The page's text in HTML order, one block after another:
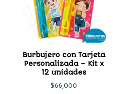
Burbujero con Tarjeta
Personalizada – Kit x
12 unidades
$66,000